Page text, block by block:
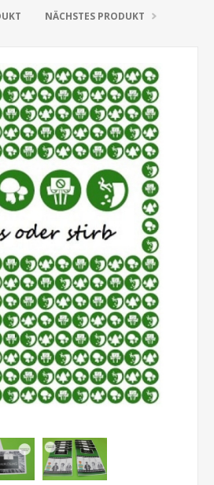
NÄCHSTES PRODUKT